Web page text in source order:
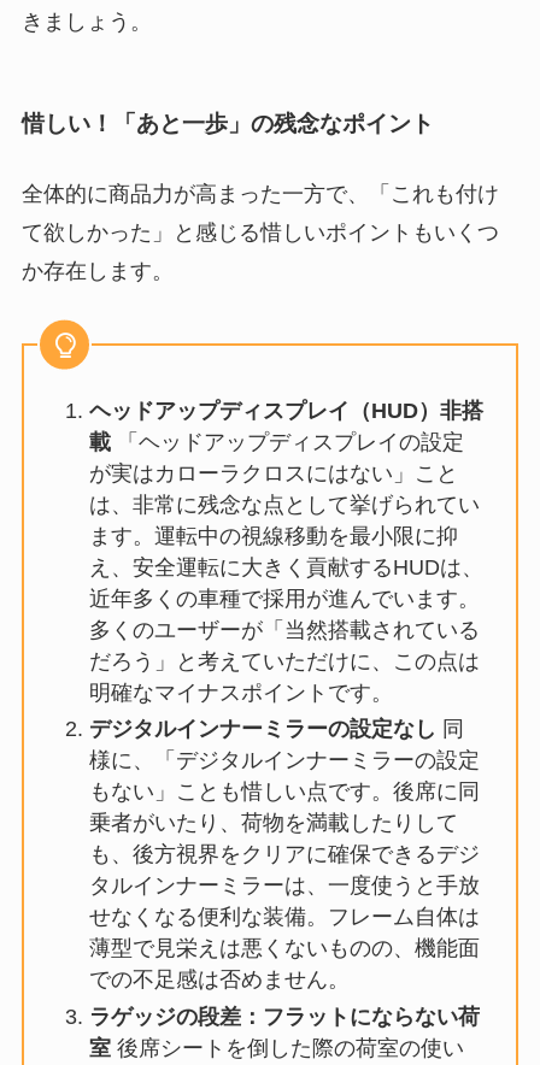
きましょう。
惜しい！「あと一歩」の残念なポイント
全体的に商品力が高まった一方で、「これも付け
て欲しかった」と感じる惜しいポイントもいくつ
か存在します。
ヘッドアップディスプレイ（HUD）非搭
載「ヘッドアップディスプレイの設定
が実はカローラクロスにはない」こと
は、非常に残念な点として挙げられてい
ます。運転中の視線移動を最小限に抑
え、安全運転に大きく貢献するHUDは、
近年多くの車種で採用が進んでいます。
多くのユーザーが「当然搭載されている
だろう」と考えていただけに、この点は
明確なマイナスポイントです。
デジタルインナーミラーの設定なし 同
様に、「デジタルインナーミラーの設定
もない」ことも惜しい点です。後席に同
乗者がいたり、荷物を満載したりして
も、後方視界をクリアに確保できるデジ
タルインナーミラーは、一度使うと手放
せなくなる便利な装備。フレーム自体は
薄型で見栄えは悪くないものの、機能面
での不足感は否めません。
ラゲッジの段差：フラットにならない荷
室後席シートを倒した際の荷室の使い